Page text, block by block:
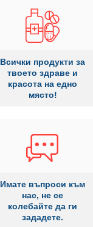
Всички продукти за
твоето здраве и
красота на едно
място!
Имате въпроси към
нас, не се
колебайте да ги
зададете.